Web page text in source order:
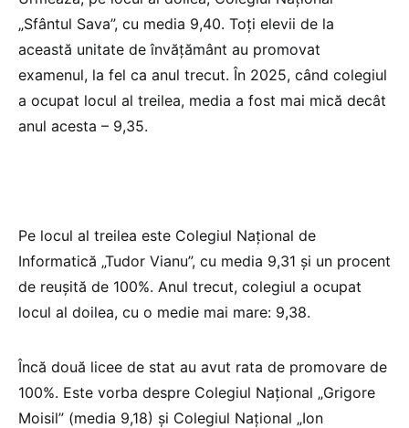
„Sfântul Sava”, cu media 9,40. Toți elevii de la
această unitate de învățământ au promovat
examenul, la fel ca anul trecut. În 2025, când colegiul
a ocupat locul al treilea, media a fost mai mică decât
anul acesta – 9,35.
Pe locul al treilea este Colegiul Național de
Informatică „Tudor Vianu”, cu media 9,31 și un procent
de reușită de 100%. Anul trecut, colegiul a ocupat
locul al doilea, cu o medie mai mare: 9,38.
Încă două licee de stat au avut rata de promovare de
100%. Este vorba despre Colegiul Național „Grigore
Moisil” (media 9,18) și Colegiul Național „Ion